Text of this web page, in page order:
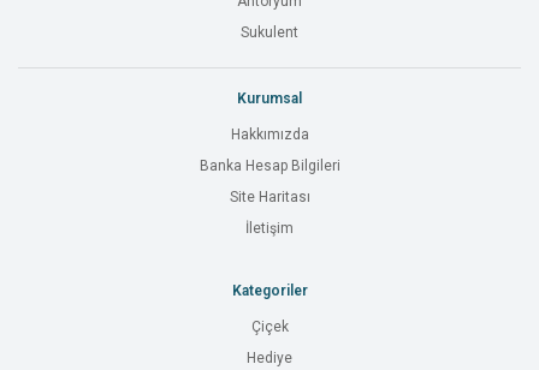
Sukulent
Kurumsal
Hakkımızda
Banka Hesap Bilgileri
Site Haritası
İletişim
Kategoriler
Çiçek
Hediye